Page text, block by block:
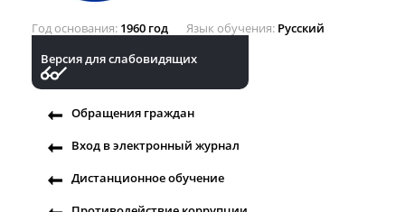
Год основания 1960 год Язык обучения Русский
Версия для слабовидящих
Обращения граждан
Вход в электронный журнал
Дистанционное обучение